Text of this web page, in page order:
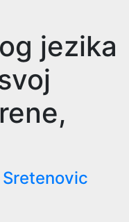
jezika
Sretenovic